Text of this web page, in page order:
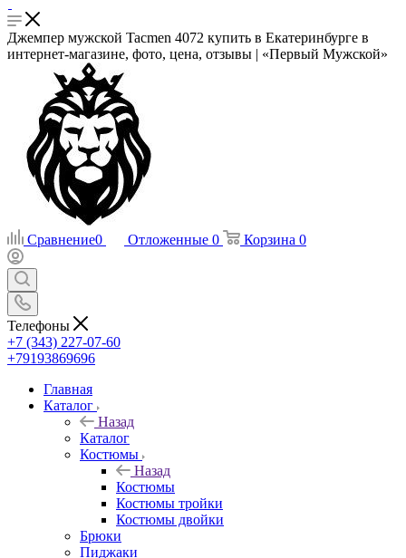
Джемпер мужской Tacmen 4072 купить в Екатеринбурге в
интернет-магазине, фото, цена, отзывы | «Первый Мужской»
Сравнение0 Отложенные 0 Корзина 0
Телефоны
+7 (343) 227-07-60
+79193869696
Главная
Каталог
Назад
Каталог
Костюмы
Назад
Костюмы
Костюмы тройки
Костюмы двойки
Брюки
Пиджаки